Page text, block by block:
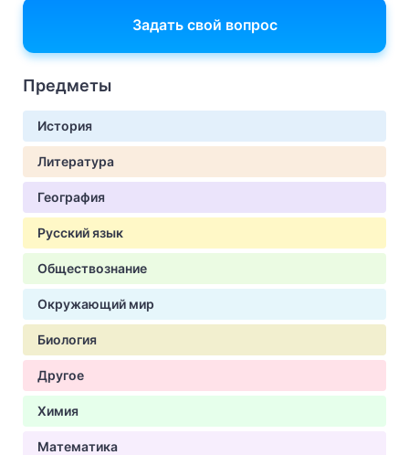
Задать свой вопрос
Предметы
История
Литература
География
Русский язык
Обществознание
Окружающий мир
Биология
Другое
Химия
Математика